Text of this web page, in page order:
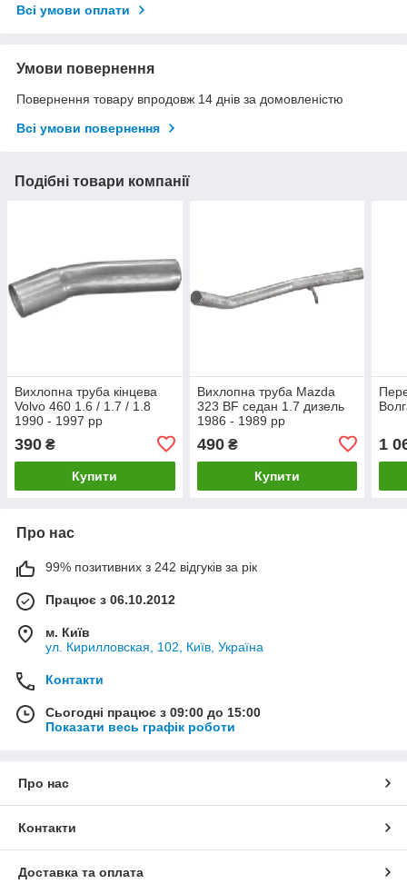
Всі умови оплати
Умови повернення
Повернення товару впродовж 14 днів за домовленістю
Всі умови повернення
Подібні товари компанії
Вихлопна труба кінцева
Volvo 460 1.6 / 1.7 / 1.8
1990 - 1997 рр
390 ₴
Купити
Вихлопна труба Mazda
323 BF седан 1.7 дизель
1986 - 1989 рр
490₴
Купити
1
Про нас
99% позитивних з 242 відгуків за рік
Працює з 06.10.2012
м. Київ
ул. Кирилловская, 102, Київ, Україна
Контакти
Сьогодні працює з 09:00 до 15:00
Показати весь графік роботи
Про нас
Контакти
Доставка та оплата